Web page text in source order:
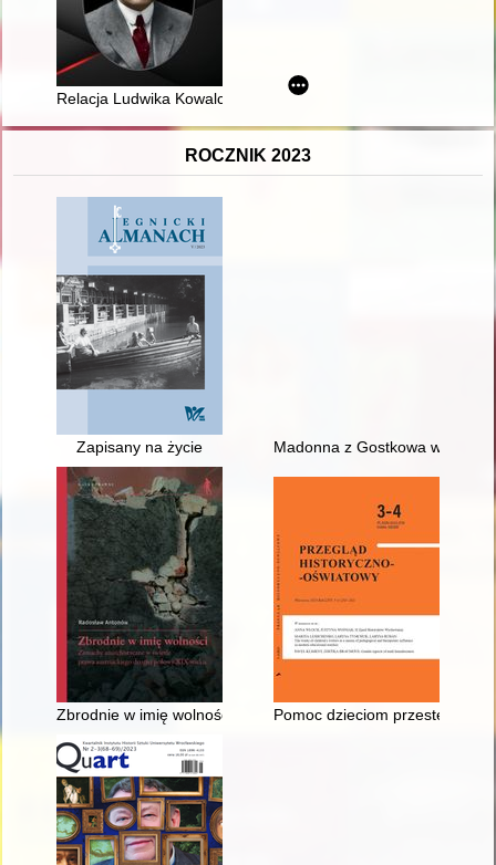
Relacja Ludwika Kowalczewskiego z podróży z Romanem
ROCZNIK 2023
Zapisany na życie Madonna z Gostkowa w
Zbrodnie w imię wolności : zamachy anarchistyczne w
Pomoc dzieciom przestępnym